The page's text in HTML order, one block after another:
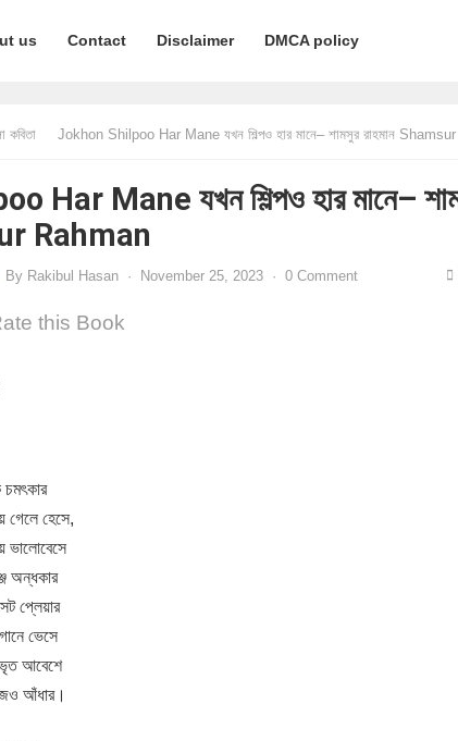
us Contact Disclaimer DMCA policy
Jokhon Shilpoo Har Mane যখন শিল্পও হার মানে– শামসুর রাহমান Shamsur
Har Mane যখন শিল্পও হার মানে–
Rahman
By Rakibul Hasan · November 25, 2023 · 0 Comment
this Book
চমৎকার
গেলে হেসে,
ভালোবেসে
অন্ধকার
প্লেয়ার
ভেসে
আবেশে
আঁধার।